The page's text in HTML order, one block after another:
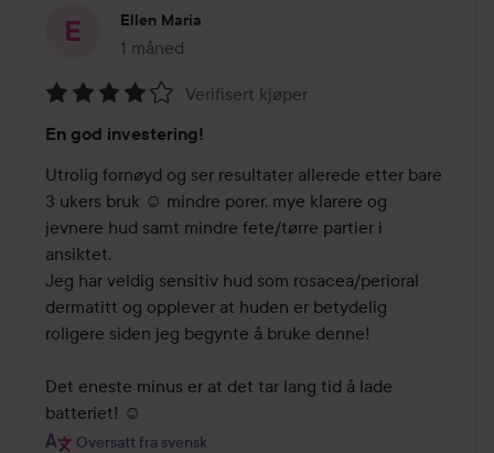
Ellen Maria
1 måned
Innlegget ble opprettet 1 måned
4
av
5
Verifisert kjøper
En god investering!
Utrolig fornøyd og ser resultater allerede etter bare
3 ukers bruk ☺️ mindre porer, mye klarere og
jevnere hud samt mindre fete/tørre partier i
ansiktet.
Jeg har veldig sensitiv hud som rosacea/perioral
dermatitt og opplever at huden er betydelig
roligere siden jeg begynte å bruke denne!
Det eneste minus er at det tar lang tid å lade
batteriet! ☺️
Oversatt fra svensk